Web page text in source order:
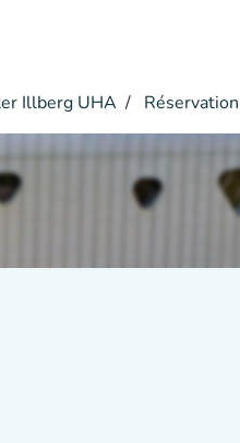
Illberg UHA Réservation